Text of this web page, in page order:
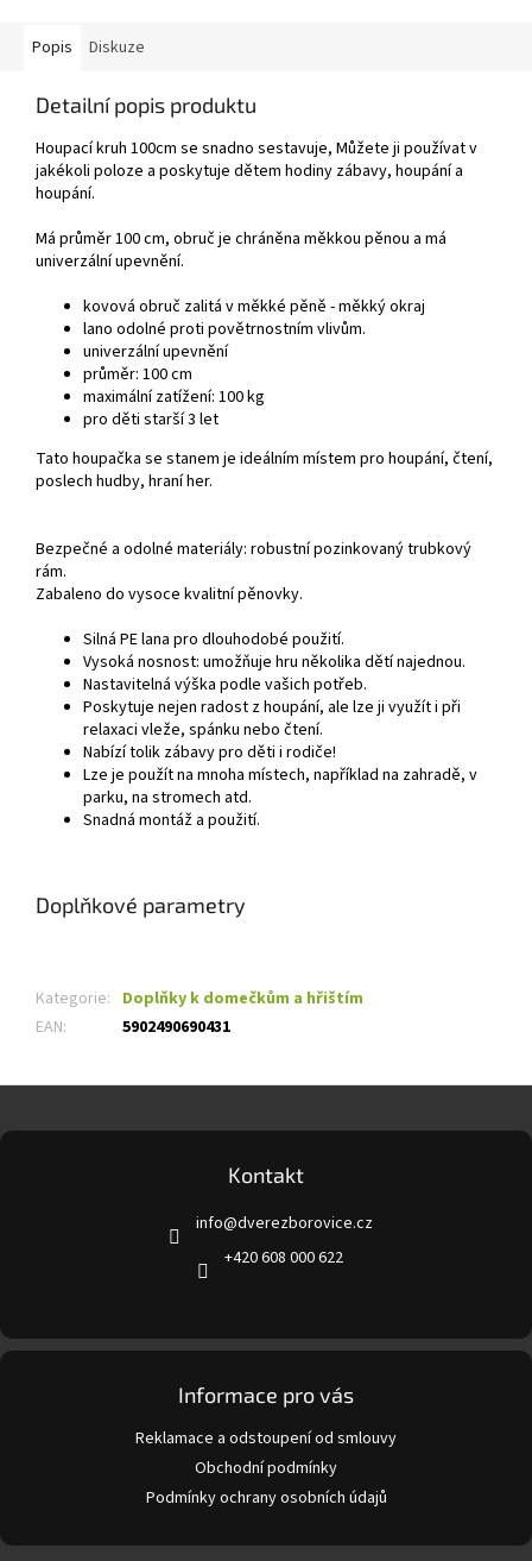
Popis Diskuze
Detailní popis produktu
Houpací kruh 100cm se snadno sestavuje, Můžete ji používat v
jakékoli poloze a poskytuje dětem hodiny zábavy, houpání a
houpání.
Má průměr 100 cm, obruč je chráněna měkkou pěnou a má
univerzální upevnění.
kovová obruč zalitá v měkké pěně - měkký okraj
lano odolné proti povětrnostním vlivům.
univerzální upevnění
průměr: 100 cm
maximální zatížení: 100 kg
pro děti starší 3 let
Tato houpačka se stanem je ideálním místem pro houpání, čtení,
poslech hudby, hraní her.
Bezpečné a odolné materiály: robustní pozinkovaný trubkový
rám.
Zabaleno do vysoce kvalitní pěnovky.
Silná PE lana pro dlouhodobé použití.
Vysoká nosnost: umožňuje hru několika dětí najednou.
Nastavitelná výška podle vašich potřeb.
Poskytuje nejen radost z houpání, ale lze ji využít i při
relaxaci vleže, spánku nebo čtení.
Nabízí tolik zábavy pro děti i rodiče!
Lze je použít na mnoha místech, například na zahradě, v
parku, na stromech atd.
Snadná montáž a použití.
Doplňkové parametry
Kategorie: Doplňky k domečkům a hřištím
EAN: 5902490690431
p
Kontakt
info@dverezborovice.cz
+420 608 000 622
Informace pro vás
Reklamace a odstoupení od smlouvy
Obchodní podmínky
Podmínky ochrany osobních údajů